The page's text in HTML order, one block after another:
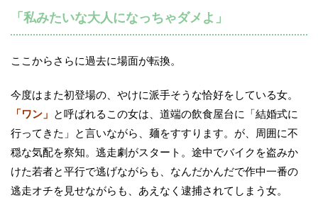
「私みたいな大人になっちゃダメよ」
ここからさらに過去に場面が転換。
今度はまた初登場の、やけに派手そうな恰好をしている女。
「ワン」 と呼ばれるこの女は、道端の飲食屋台に「結婚式に
行ってきた」と言いながら、麺をすすります。が、周囲に不
穏な気配を察知。逃走劇がスタート。途中でバイクを盗みか
けた若者と平行で逃げながらも、なんだかんだで作中一番の
逃走オチを見せながらも、あえなく逮捕されてしまう女。